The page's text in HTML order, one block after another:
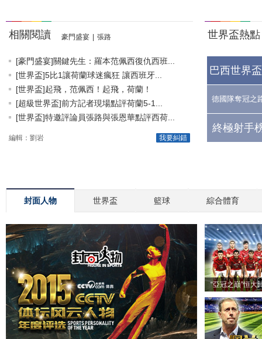
相關閱讀 豪門盛宴 張路
[豪門盛宴]關鍵先生：羅本范佩西復仇西班...
[世界盃]5比1讓荷蘭球迷瘋狂 讓西班牙...
[世界盃]起飛，范佩西！起飛，荷蘭！
[超級世界盃]前方記者現場點評荷蘭5-1...
[世界盃]特邀評論員張路與張恩華點評西荷...
我要糾錯
編輯：劉岩
世界盃熱點
巴西世界
德國隊奪冠之
終極射手
封面人物 世界盃 籃球 綜合體育
“亞冠之巔”恒大